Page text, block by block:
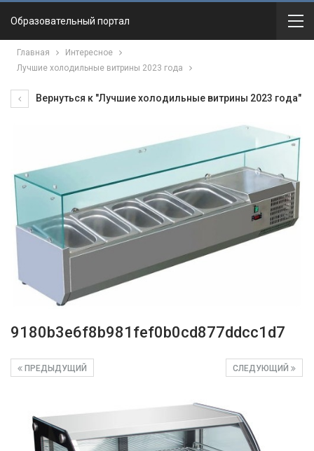
Образовательный портал
Главная
Интересное
Лучшие холодильные витрины 2023 года
Вернуться к "Лучшие холодильные витрины 2023 года"
9180b3e6f8b981fef0b0cd877ddcc1d7
СЛЕДУЮЩИЙ
ПРЕДЫДУЩИЙ